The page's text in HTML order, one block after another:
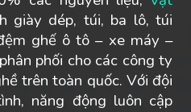
giày dép, túi, ba lô, túi
ghế ô tô – xe máy –
phối cho các công ty
trên toàn quốc. Với đội
năng động luôn cập